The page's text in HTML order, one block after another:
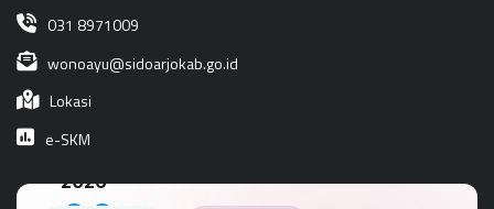
031 8971009
wonoayu@sidoarjokab.go.id
Lokasi
e-SKM